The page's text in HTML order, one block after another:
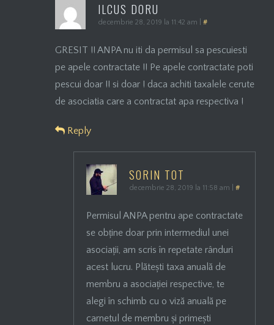
ILCUS DORU
decembrie 28, 2019 la 11:42 am #
GRESIT !! ANPA nu iti da permisul sa pescuiesti
pe apele contractate !! Pe apele contractate poti
pescui doar !! si doar ! daca achiti taxalele cerute
de asociatia care a contractat apa respectiva !
Reply
SORIN TOT
decembrie 28, 2019 la 11:58 am #
Permisul ANPA pentru ape contractate
se obține doar prin intermediul unei
asociații, am scris în repetate rânduri
acest lucru. Plătești taxa anuală de
membru a asociației respective, te
alegi în schimb cu o viză anuală pe
carnetul de membru și primești